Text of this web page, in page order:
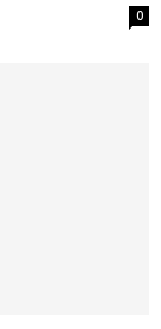
0